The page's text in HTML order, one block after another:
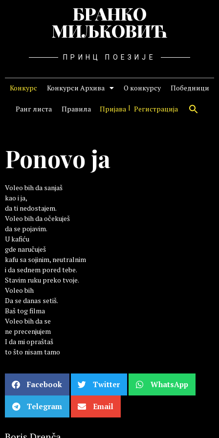
БРАНКО
МИЉКОВИЋ
ПРИНЦ ПОЕЗИЈЕ
Конкурс Конкурси Архива О конкурсу Победници
Ранг листа Правила Пријава Регистрација
Ponovo ja
Voleo bih da sanjaš
kao i ja,
da ti nedostajem.
Voleo bih da očekuješ
da se pojavim.
U kafiću
gde naručuješ
kafu sa sojinim, neutralnim
i da sednem pored tebe.
Stavim ruku preko tvoje.
Voleo bih
Da se danas setiš.
Baš tog filma
Voleo bih da se
ne precenjujem
I da mi opraštaš
to što nisam tamo
Facebook Twitter WhatsApp
Telegram Email